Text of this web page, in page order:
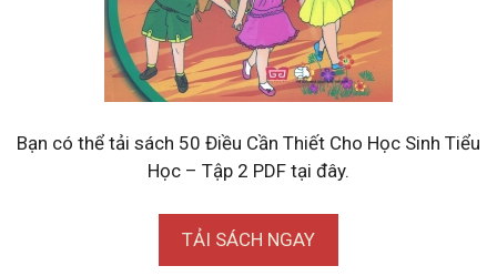
Bạn có thể tải sách 50 Điều Cần Thiết Cho Học Sinh Tiểu
Học – Tập 2 PDF tại đây.
TẢI SÁCH NGAY